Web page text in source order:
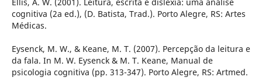
Ellis, A. W. (2001). Leitura, escrita e dislexia: uma análise
cognitiva (2a ed.), (D. Batista, Trad.). Porto Alegre, RS: Artes
Médicas.
Eysenck, M. W., & Keane, M. T. (2007). Percepção da leitura e
da fala. In M. W. Eysenck & M. T. Keane, Manual de
psicologia cognitiva (pp. 313-347). Porto Alegre, RS: Artmed.